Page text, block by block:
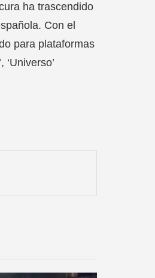
ha trascendido
Con el
para plataformas
‘Universo’